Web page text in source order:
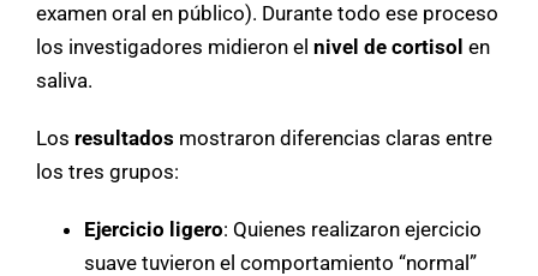
examen oral en público). Durante todo ese proceso
los investigadores midieron el nivel de cortisol en
saliva.
Los resultados mostraron diferencias claras entre
los tres grupos:
Ejercicio ligero: Quienes realizaron ejercicio
suave tuvieron el comportamiento “normal”